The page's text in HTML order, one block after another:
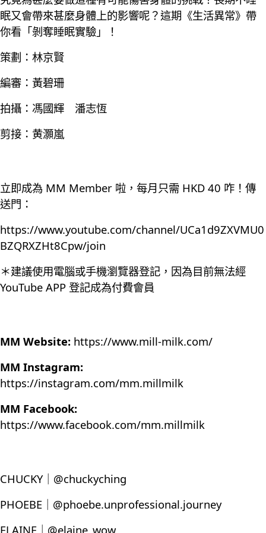
眠又會帶來甚麼身體上的影響呢？這期《生活異常》帶
你看「剝奪睡眠實驗」！
策劃：林京賢
編審：黃碧珊
拍攝：馮國輝 潘志恆
剪接：黄灝嵐
立即成為 MM Member 啦，每月只需 HKD 40 咋！傳
送門：
https://www.youtube.com/channel/UCa1d9ZXVMU0
BZQRXZHt8Cpw/join
＊建議使用電腦或手機瀏覽器登記，因為目前無法經
YouTube APP 登記成為付費會員
MM Website: https://www.mill-milk.com/
MM Instagram:
https://instagram.com/mm.millmilk
MM Facebook:
https://www.facebook.com/mm.millmilk
CHUCKY｜@chuckyching
PHOEBE｜@phoebe.unprofessional.journey
ELAINE｜@elaine_wow